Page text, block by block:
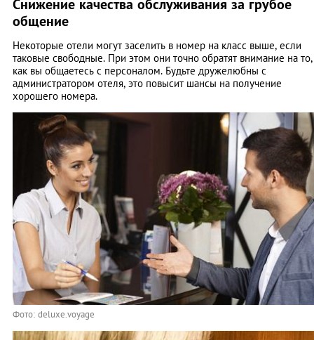
Снижение качества обслуживания за грубое
общение
Некоторые отели могут заселить в номер на класс выше, если
таковые свободные. При этом они точно обратят внимание на то,
как вы общаетесь с персоналом. Будьте дружелюбны с
администратором отеля, это повысит шансы на получение
хорошего номера.
Фото: deluxe.voyage